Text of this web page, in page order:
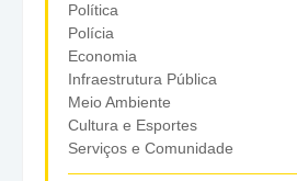
Política
Polícia
Economia
Infraestrutura Pública
Meio Ambiente
Cultura e Esportes
Serviços e Comunidade